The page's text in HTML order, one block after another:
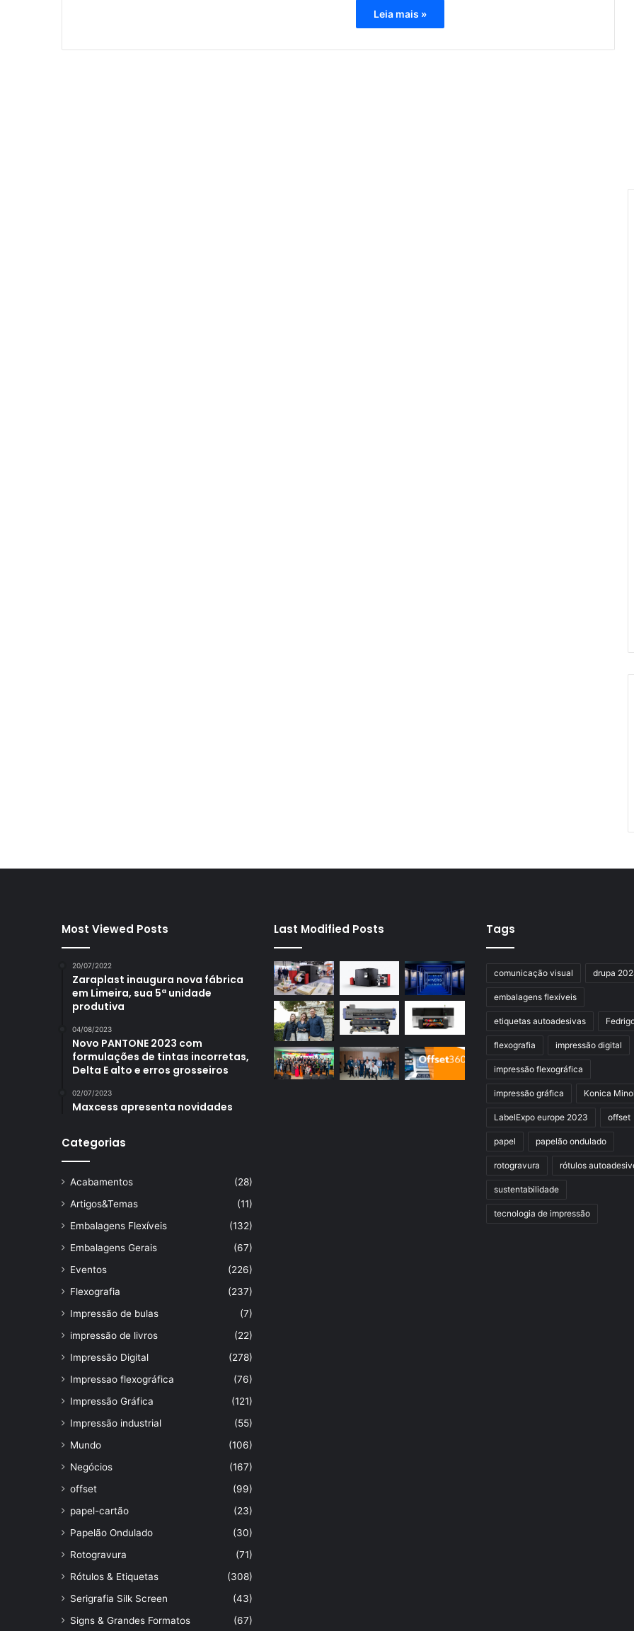
Leia mais »
Most Viewed Posts
20/07/2022
Zaraplast inaugura nova fábrica
em Limeira, sua 5ª unidade
produtiva
04/08/2023
Novo PANTONE 2023 com
formulações de tintas incorretas,
Delta E alto e erros grosseiros
02/07/2023
Maxcess apresenta novidades
Categorias
Acabamentos
(28)
Artigos&Temas
(11)
Embalagens Flexíveis
(132)
Embalagens Gerais
(67)
Eventos
(226)
Flexografia
(237)
Impressão de bulas
(7)
impressão de livros
(22)
Impressão Digital
(278)
Impressao flexográfica
(76)
Impressão Gráfica
(121)
Impressão industrial
(55)
Mundo
(106)
Negócios
(167)
offset
(99)
papel-cartão
(23)
Papelão Ondulado
(30)
Rotogravura
(71)
Rótulos & Etiquetas
(308)
Serigrafia Silk Screen
(43)
Signs & Grandes Formatos
(67)
Last Modified Posts Tags
comunicação visual drupa
embalagens flexíveis
etiquetas autoadesivas
flexografia impressão digital
impressão flexográfica
impressão gráfica Konica
LabelExpo europe 2023 offset
papel papelão ondulado
rotogravura rótulos
sustentabilidade
tecnologia de impressão